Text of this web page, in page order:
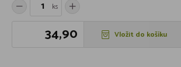
ks
34,90 Vložit do košíku